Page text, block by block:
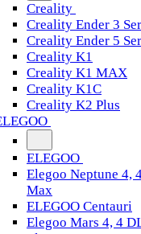
Creality
Creality Ender 3
Creality Ender 5
Creality K1
Creality K1 MAX
Creality K1C
Creality K2 Plus
ELEGOO
Elegoo Neptune 4,
Max
ELEGOO Centauri
Elegoo Mars 4, 4